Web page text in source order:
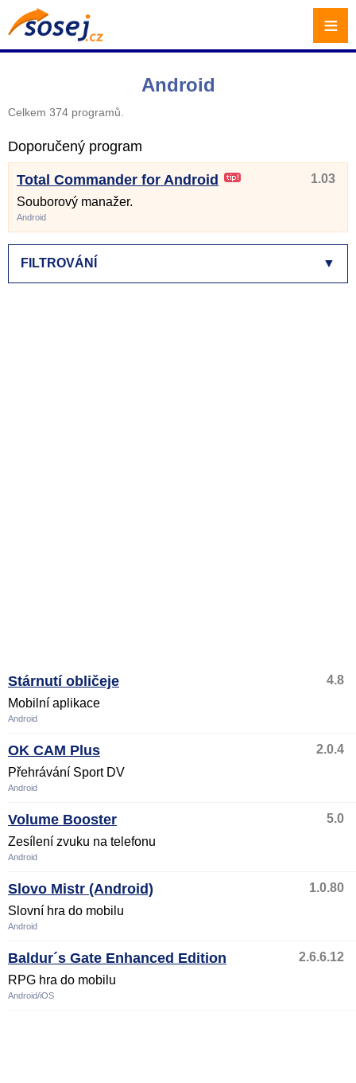
Android
Celkem 374 programů.
Doporučený program
Total Commander for Android
1.03
Souborový manažer.
Android
▼
FILTROVÁNÍ
Stárnutí obličeje
4.8
Mobilní aplikace
Android
OK CAM Plus
2.0.4
Přehrávání Sport DV
Android
Volume Booster
5.0
Zesílení zvuku na telefonu
Android
Slovo Mistr (Android)
1.0.80
Slovní hra do mobilu
Android
Baldur´s Gate Enhanced Edition
2.6.6.12
RPG hra do mobilu
Android/iOS
≡